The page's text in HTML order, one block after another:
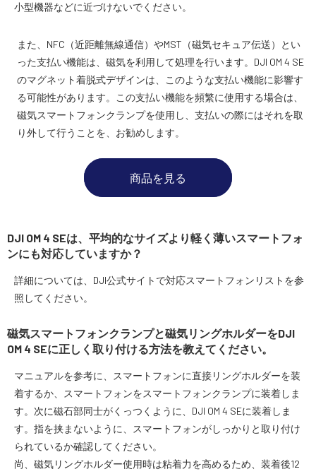
小型機器などに近づけないでください。
また、NFC（近距離無線通信）やMST（磁気セキュア伝送）とい
った支払い機能は、磁気を利用して処理を行います。DJI OM 4 SE
のマグネット着脱式デザインは、このような支払い機能に影響す
る可能性があります。この支払い機能を頻繁に使用する場合は、
磁気スマートフォンクランプを使用し、支払いの際にはそれを取
り外して行うことを、お勧めします。
商品を見る
DJI OM 4 SEは、平均的なサイズより軽く薄いスマートフォ
ンにも対応していますか？
詳細については、DJI公式サイトで対応スマートフォンリストを参
照してください。
磁気スマートフォンクランプと磁気リングホルダーをDJI
OM 4 SEに正しく取り付ける方法を教えてください。
マニュアルを参考に、スマートフォンに直接リングホルダーを装
着するか、スマートフォンをスマートフォンクランプに装着しま
す。次に磁石部同士がくっつくように、DJI OM 4 SEに装着しま
す。指を挟まないように、スマートフォンがしっかりと取り付け
られているか確認してください。
尚、磁気リングホルダー使用時は粘着力を高めるため、装着後12